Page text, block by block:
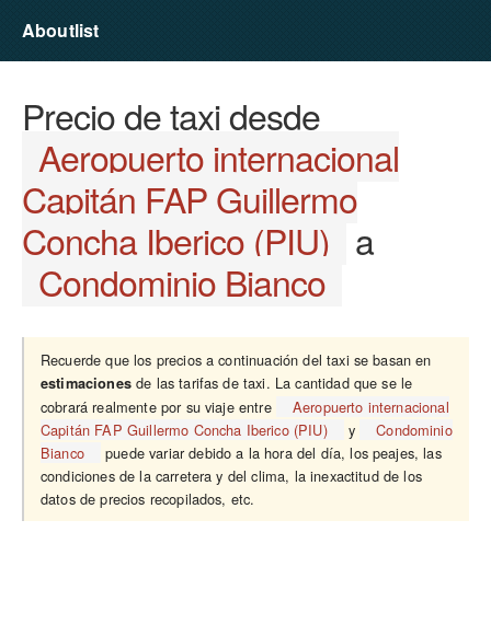
Aboutlist
Precio de taxi desde
Aeropuerto internacional
Capitán FAP Guillermo
Concha Iberico (PIU) a
Condominio Bianco
Recuerde que los precios a continuación del taxi se basan en
estimacionesde las tarifas de taxi. La cantidad que se le
cobrará realmente por su viaje entre
Aeropuerto internacional
Capitán FAP Guillermo Concha Iberico (PIU)
y
Condominio
Bianco
puede variar debido a la hora del día, los peajes, las
condiciones de la carretera y del clima, la inexactitud de los
datos de precios recopilados, etc.